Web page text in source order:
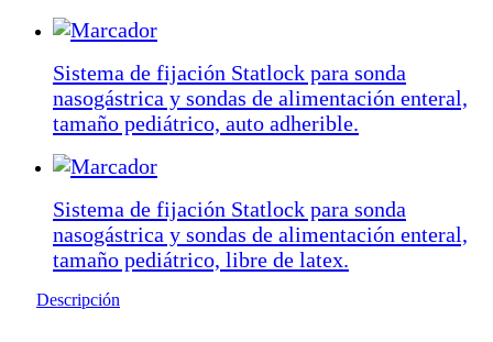
Sistema de fijación Statlock para sonda
nasogástrica y sondas de alimentación enteral,
tamaño pediátrico, auto adherible.
Sistema de fijación Statlock para sonda
nasogástrica y sondas de alimentación enteral,
tamaño pediátrico, libre de latex.
Descripción